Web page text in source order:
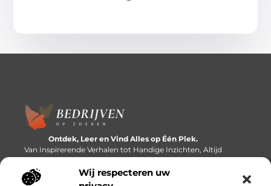
Wij respecteren uw
Ontdek, Leer en Vind Alles op Één Plek.
Van Inspirerende Verhalen tot Handige Inzichten, Altijd
Binnen Handbereik.